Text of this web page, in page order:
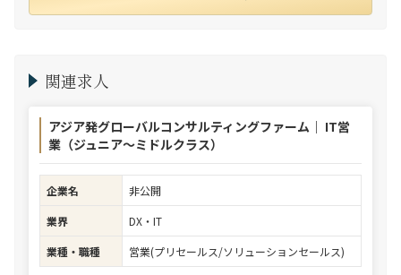
関連求人
アジア発グローバルコンサルティングファーム｜ IT営
業（ジュニア～ミドルクラス）
企業名
非公開
業界
DX・IT
業種・職種
営業(プリセールス/ソリューションセールス)